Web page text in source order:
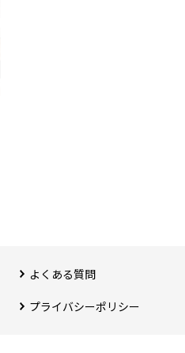
よくある質問
プライバシーポリシー